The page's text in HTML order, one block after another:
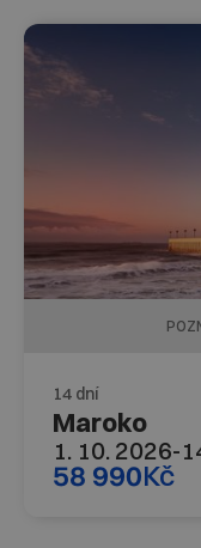
14 dní
Maroko
1. 10. 2026-
58 990Kč